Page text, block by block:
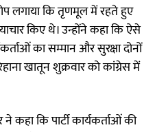
लगाया कि तृणमूल में रहते हुए
किए थे। उन्होंने कहा कि ऐसे
का सम्मान और सुरक्षा दोनों
खातून शुक्रवार को कांग्रेस में
कहा कि पार्टी कार्यकर्ताओं की